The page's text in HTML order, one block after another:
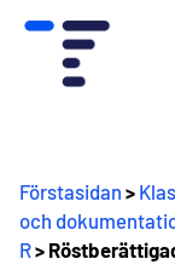
Förstasidan >
och
R>